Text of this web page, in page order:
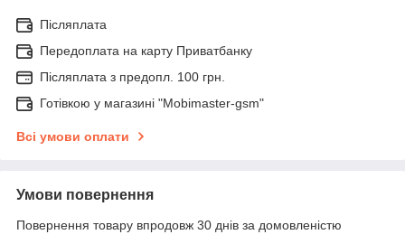
Післяплата
Передоплата на карту Приватбанку
Післяплата з предопл. 100 грн.
Готівкою у магазині "Mobimaster-gsm"
Всі умови оплати
Умови повернення
Повернення товару впродовж 30 днів за домовленістю